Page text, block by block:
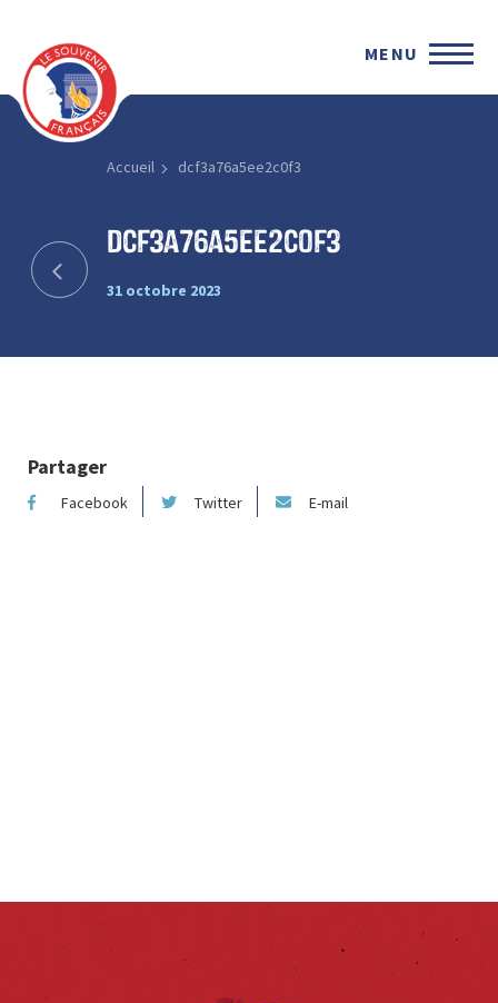
MENU
Accueil dcf3a76a5ee2c0f3
dcf3a76a5ee2c0f3
31 octobre 2023
Partager
Facebook Twitter E-mail